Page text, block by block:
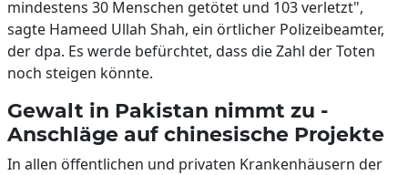
mindestens 30 Menschen getötet und 103 verletzt",
sagte Hameed Ullah Shah, ein örtlicher Polizeibeamter,
der dpa. Es werde befürchtet, dass die Zahl der Toten
noch steigen könnte.
Gewalt in Pakistan nimmt zu -
Anschläge auf chinesische Projekte
In allen öffentlichen und privaten Krankenhäusern der